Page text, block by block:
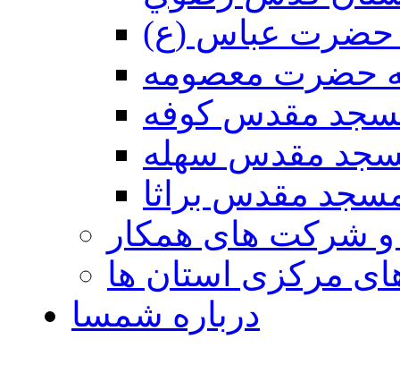
حضرت عباس (ع)
حضرت معصومه
مقدس كوفه
مقدس سهله
مقدس براثا
و شرکت های همکار
مرکزی استان ها
درباره شمسا